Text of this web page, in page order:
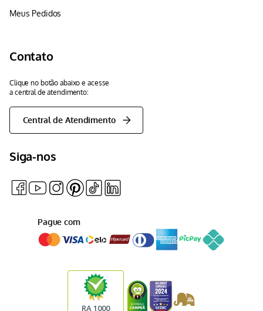
Meus Pedidos
Contato
Clique no botão abaixo e acesse
a central de atendimento:
Central de Atendimento
Siga-nos
Pague com